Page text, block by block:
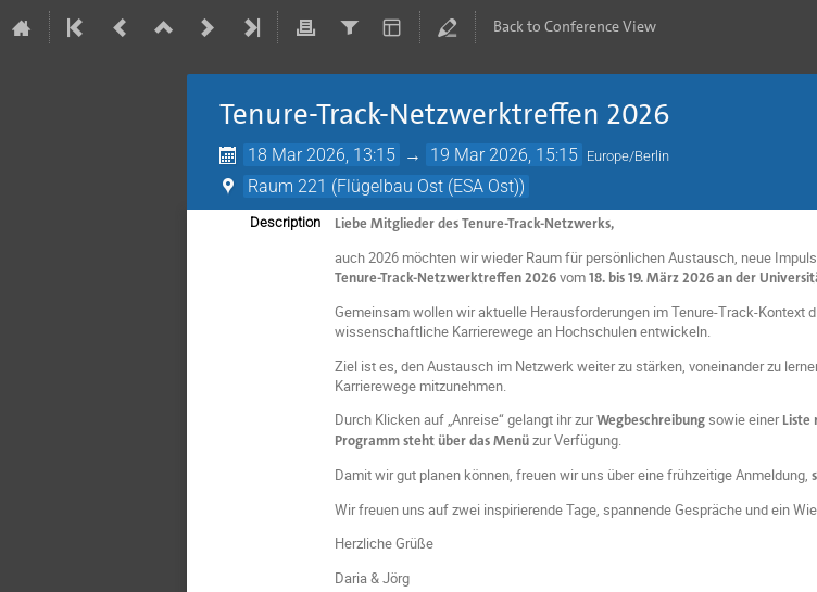
Back to Conference View
Tenure-Track-Netzwerktreffen 2026
18 Mar 2026, 13:15 → 19 Mar 2026, 15:15 Europe/Berlin
Raum 221 (Flügelbau Ost (ESA Ost))
Description Liebe Mitglieder des Tenure-Track-Netzwerks,
auch 2026 möchten wir wieder Raum für persönlichen Austausch, neue
Tenure-Track-Netzwerktreffen 2026vom18. bis 19. März 2026 an der
Gemeinsam wollen wir aktuelle Herausforderungen im Tenure-Track-Kontext
wissenschaftliche Karrierewege an Hochschulen entwickeln.
Ziel ist es, den Austausch im Netzwerk weiter zu stärken, voneinander zu
Karrierewege mitzunehmen.
Durch Klicken auf „Anreise“ gelangt ihr zurWegbeschreibungsowie einerListe
Programm steht über das Menüzur Verfügung.
Damit wir gut planen können, freuen wir uns über eine frühzeitige Anmeldung,
Wir freuen uns auf zwei inspirierende Tage, spannende Gespräche und ein
Herzliche Grüße
Daria & Jörg